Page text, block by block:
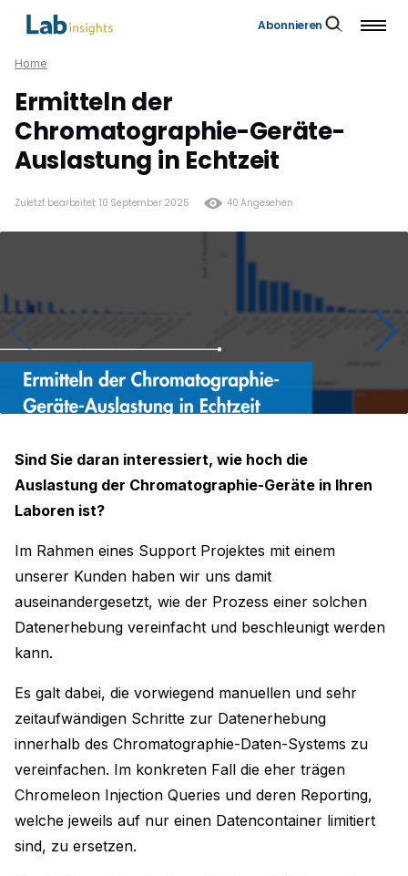
Abonnieren
Home
Ermitteln der
Chromatographie-Geräte-
Auslastung in Echtzeit
40 Angesehen
Zuletzt bearbeitet: 10 September 2025
Sind Sie daran interessiert, wie hoch die
Auslastung der Chromatographie-Geräte in Ihren
Laboren ist?
Im Rahmen eines Support Projektes mit einem
unserer Kunden haben wir uns damit
auseinandergesetzt, wie der Prozess einer solchen
Datenerhebung vereinfacht und beschleunigt werden
kann.
Es galt dabei, die vorwiegend manuellen und sehr
zeitaufwändigen Schritte zur Datenerhebung
innerhalb des Chromatographie-Daten-Systems zu
vereinfachen. Im konkreten Fall die eher trägen
Chromeleon Injection Queries und deren Reporting,
welche jeweils auf nur einen Datencontainer limitiert
sind, zu ersetzen.